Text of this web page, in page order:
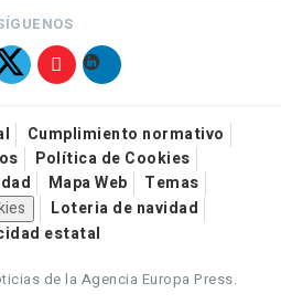
Cumplimiento normativo
Política de Cookies
Mapa Web
Temas
Loteria de navidad
estatal
de la Agencia Europa Press.